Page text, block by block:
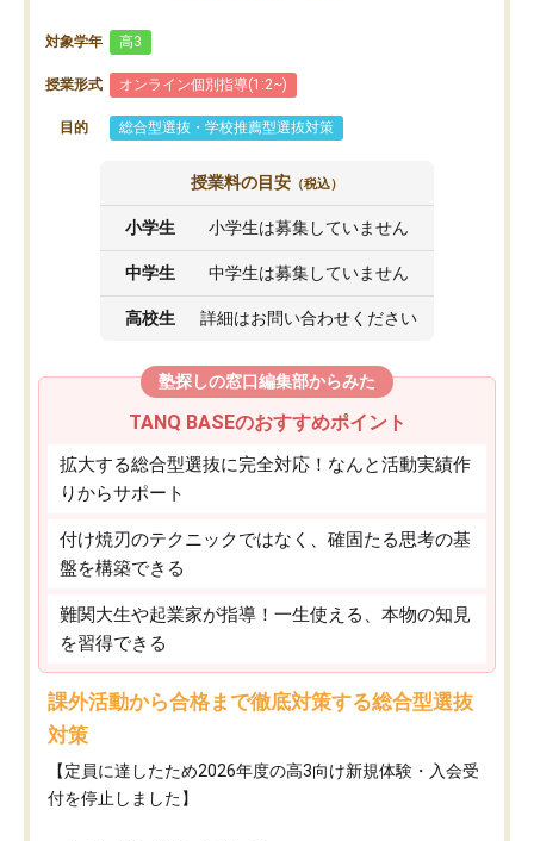
対象学年 高3
授業形式 オンライン個別指導(1:2~)
目的 総合型選抜・学校推薦型選抜対策
授業料の目安 （税込）
小学生 小学生は募集していません
中学生 中学生は募集していません
高校生 詳細はお問い合わせください
塾探しの窓口編集部からみた
TANQ BASEのおすすめポイント
拡大する総合型選抜に完全対応！なんと活動実績作
りからサポート
付け焼刃のテクニックではなく、確固たる思考の基
盤を構築できる
難関大生や起業家が指導！一生使える、本物の知見
を習得できる
課外活動から合格まで徹底対策する総合型選抜
対策
【定員に達したため2026年度の高3向け新規体験・入会受
付を停止しました】